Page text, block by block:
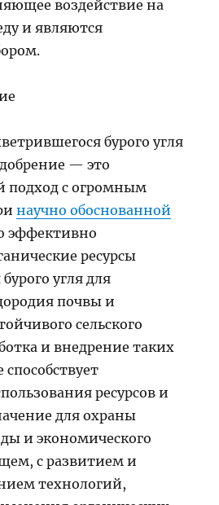
воздействие на
и являются
бурого угля
— это
подход с огромным
научно обоснованной
эффективно
ресурсы
угля для
почвы и
сельского
и внедрение таких
ресурсов и
для охраны
и экономического
с развитием и
технологий,